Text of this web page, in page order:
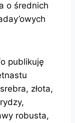
o średnich
publikuję
złota,
robusta,